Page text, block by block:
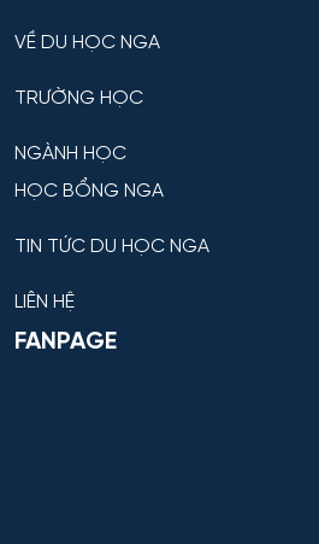
VỀ DU HỌC NGA
TRƯỜNG HỌC
NGÀNH HỌC
HỌC BỔNG NGA
TIN TỨC DU HỌC NGA
LIÊN HỆ
FANPAGE